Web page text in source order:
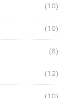
(10)
(10)
(8)
(12)
(10)